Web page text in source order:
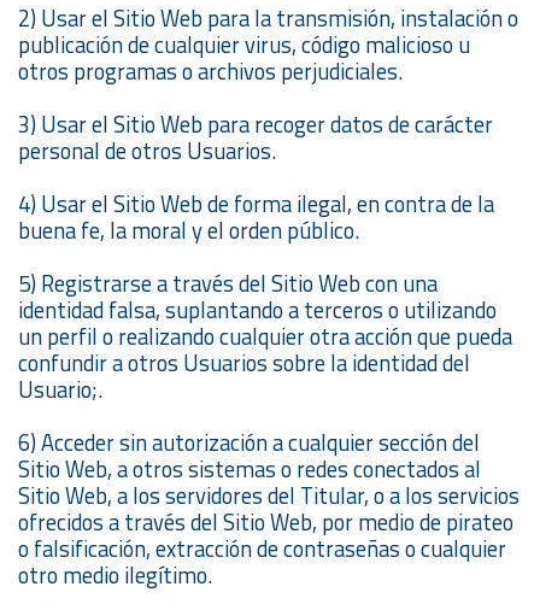
2) Usar el Sitio Web para la transmisión, instalación o
publicación de cualquier virus, código malicioso u
otros programas o archivos perjudiciales.
3) Usar el Sitio Web para recoger datos de carácter
personal de otros Usuarios.
4) Usar el Sitio Web de forma ilegal, en contra de la
buena fe, la moral y el orden público.
5) Registrarse a través del Sitio Web con una
identidad falsa, suplantando a terceros o utilizando
un perfil o realizando cualquier otra acción que pueda
confundir a otros Usuarios sobre la identidad del
Usuario;.
6) Acceder sin autorización a cualquier sección del
Sitio Web, a otros sistemas o redes conectados al
Sitio Web, a los servidores del Titular, o a los servicios
ofrecidos a través del Sitio Web, por medio de pirateo
o falsificación, extracción de contraseñas o cualquier
otro medio ilegítimo.